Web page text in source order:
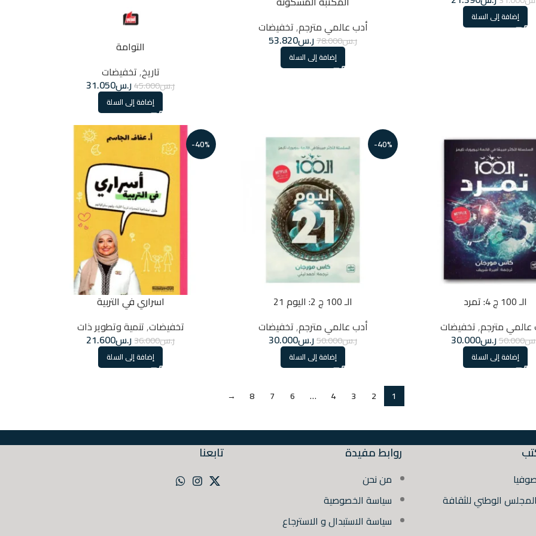
إضافة إلى السلة
أدب عالمي مترجم,تخفيضات
ر.س78.000ر.س53.820
إضافة إلى السلة
التوامة
تاريخ,تخفيضات
ر.س45.000ر.س31.050
إضافة إلى السلة
الـ 100 ج 4: تمرد
عالمي مترجم,تخفيضات
50.000ر.س30.000
إضافة إلى السلة
-40%
الـ 100 ج 2: اليوم 21
أدب عالمي مترجم,تخفيضات
ر.س50.000ر.س30.000
إضافة إلى السلة
-40%
اسراري في التربية
تخفيضات,تنمية وتطوير ذات
ر.س36.000ر.س21.600
إضافة إلى السلة
1
2
3
4
…
6
7
8
→
الوطني للثقافة
روابط مفيدة
من نحن
سياسة الخصوصية
سياسة الاستبدال و الاسترجاع
تابعنا